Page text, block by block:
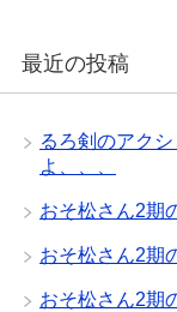
最近の投稿
るろ剣のアク
よ、、、
おそ松さん2期
おそ松さん2期
おそ松さん2期